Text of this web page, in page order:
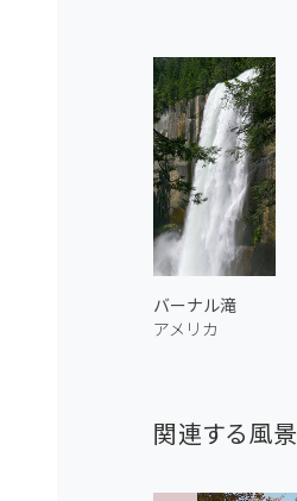
バーナル滝
アメリカ
関連する風景